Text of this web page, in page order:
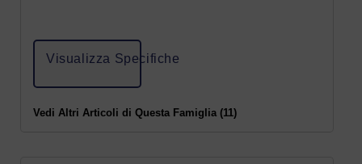
Visualizza Specifiche
Vedi Altri Articoli di Questa Famiglia (11)